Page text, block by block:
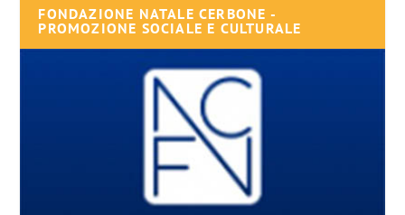
FONDAZIONE NATALE CERBONE -
PROMOZIONE SOCIALE E CULTURALE